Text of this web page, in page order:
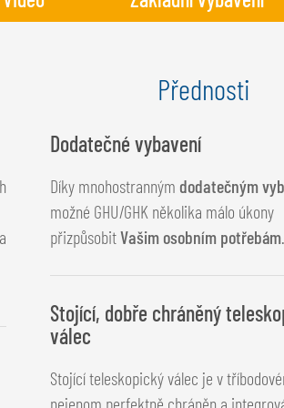
Přednosti
Dodatečné vybavení
Díky mnohostranným dodatečným
možné GHU/GHK několika málo úkony
přizpůsobitVašim osobním potřebám
Stojící, dobře chráněný
válec
Stojící teleskopický válec je v
nejenom perfektně chráněn a